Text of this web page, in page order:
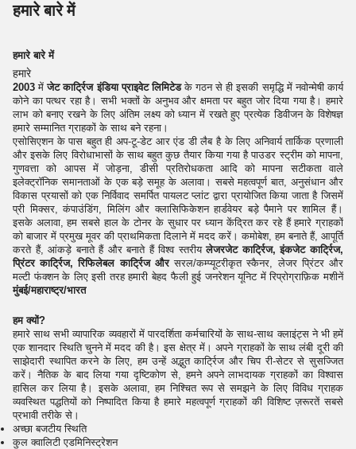
हमारे बारे में
हमारे बारे में
हमारे
2003 में जेट कार्ट्रिज इंडिया प्राइवेट लिमिटेडके गठन से ही इसकी समृद्धि में नवोन्मेषी कार्य
कोने का पत्थर रहा है। सभी भक्तों के अनुभव और क्षमता पर बहुत जोर दिया गया है। हमारे
लाभ को बनाए रखने के लिए अंतिम लक्ष्य को ध्यान में रखते हुए प्रत्येक डिवीजन के विशेषज्ञ
हमारे सम्मानित ग्राहकों के साथ बने रहना।
एसोसिएशन के पास बहुत ही अप-टू-डेट आर एंड डी लैब है के लिए अनिवार्य तार्किक प्रणाली
और इसके लिए विरोधाभासों के साथ बहुत कुछ तैयार किया गया है पाउडर स्ट्रीम को मापना,
गुणवत्ता को आपस में जोड़ना, डीसी प्रतिरोधकता आदि को मापना सटीकता वाले
इलेक्ट्रॉनिक समानताओं के एक बड़े समूह के अलावा। सबसे महत्वपूर्ण बात, अनुसंधान और
विकास प्रयासों को एक निर्विवाद समर्पित पायलट प्लांट द्वारा प्रायोजित किया जाता है जिसमें
प्री मिक्सर, कंपाउंडिंग, मिलिंग और क्लासिफिकेशन हार्डवेयर बड़े पैमाने पर शामिल हैं।
इसके अलावा, हम सबसे हाल के टोनर के सुधार पर ध्यान केंद्रित कर रहे हैं हमारे ग्राहकों
को बाजार में प्रमुख मूवर की प्राथमिकता दिलाने में मदद करें। कमोबेश, हम बनाते हैं, आपूर्ति
करते हैं, आंकड़े बनाते हैं और बनाते हैं विश्व स्तरीयलेजरजेट कार्ट्रिज, इंकजेट कार्ट्रिज,
प्रिंटर कार्ट्रिज, रिफिलेबल कार्ट्रिज औरसरल/कम्प्यूटरीकृत स्कैनर, लेजर प्रिंटर और
मल्टी फंक्शन के लिए इसी तरह हमारी बेहद फैली हुई जनरेशन यूनिट में रिप्रोग्राफ़िक मशीनें
मुंबई/महाराष्ट्र/भारत
हम क्यों?
हमारे साथ सभी व्यापारिक व्यवहारों में पारदर्शिता कर्मचारियों के साथ-साथ क्लाइंट्स ने भी हमें
एक शानदार स्थिति चुनने में मदद की है। इस क्षेत्र में। अपने ग्राहकों के साथ लंबी दूरी की
साझेदारी स्थापित करने के लिए, हम उन्हें अद्भुत कार्ट्रिज और चिप री-सेटर से सुसज्जित
करें। नैतिक के बाद लिया गया दृष्टिकोण से, हमने अपने लाभदायक ग्राहकों का विश्वास
हासिल कर लिया है। इसके अलावा, हम निश्चित रूप से समझने के लिए विविध ग्राहक
व्यवस्थित पद्धतियों को निष्पादित किया है हमारे महत्वपूर्ण ग्राहकों की विशिष्ट ज़रूरतें सबसे
प्रभावी तरीके से।
अच्छा बजटीय स्थिति
कुल क्वालिटी एडमिनिस्ट्रेशन